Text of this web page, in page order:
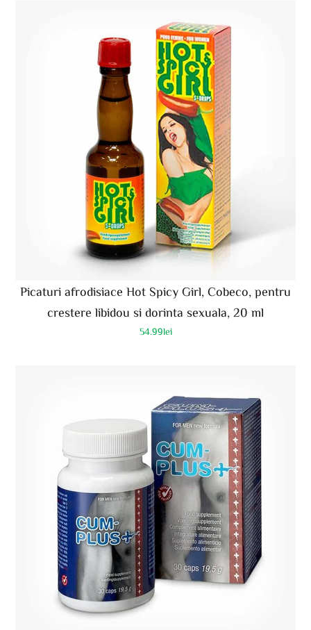
Picaturi afrodisiace Hot Spicy Girl, Cobeco, pentru
crestere libidou si dorinta sexuala, 20 ml
54.99lei